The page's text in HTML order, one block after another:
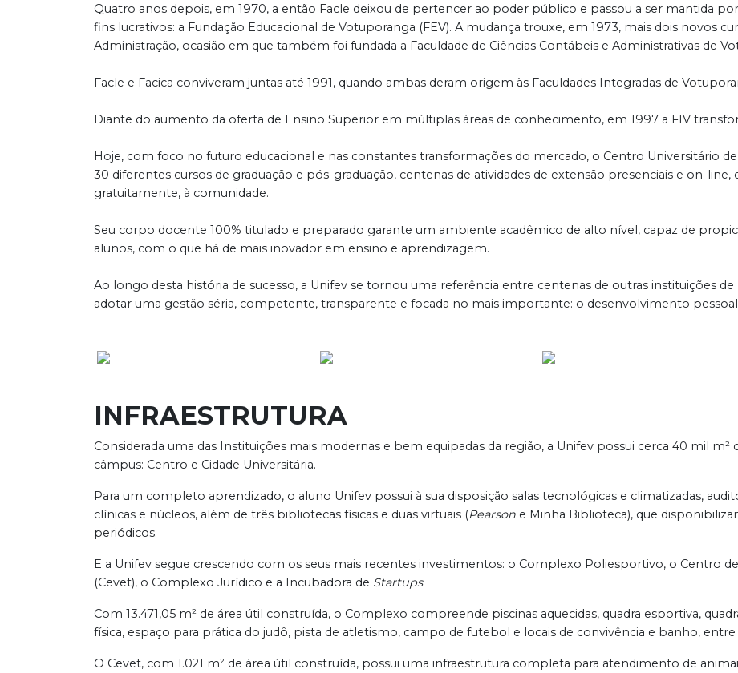
Quatro anos depois, em 1970, a então Facle deixou de pertencer ao poder público e passou a ser mantida
fins lucrativos: a Fundação Educacional de Votuporanga (FEV). A mudança trouxe, em 1973, mais dois novos
Administração, ocasião em que também foi fundada a Faculdade de Ciências Contábeis e Administrativas de
Facle e Facica conviveram juntas até 1991, quando ambas deram origem às Faculdades Integradas de
Diante do aumento da oferta de Ensino Superior em múltiplas áreas de conhecimento, em 1997 a FIV
Hoje, com foco no futuro educacional e nas constantes transformações do mercado, o Centro Universitário
30 diferentes cursos de graduação e pós-graduação, centenas de atividades de extensão presenciais e on-
gratuitamente, à comunidade.
Seu corpo docente 100% titulado e preparado garante um ambiente acadêmico de alto nível, capaz de
alunos, com o que há de mais inovador em ensino e aprendizagem.
Ao longo desta história de sucesso, a Unifev se tornou uma referência entre centenas de outras instituições
adotar uma gestão séria, competente, transparente e focada no mais importante: o desenvolvimento
INFRAESTRUTURA
Considerada uma das Instituições mais modernas e bem equipadas da região, a Unifev possui cerca 40 mil m²
câmpus: Centro e Cidade Universitária.
Para um completo aprendizado, o aluno Unifev possui à sua disposição salas tecnológicas e climatizadas,
clínicas e núcleos, além de três bibliotecas físicas e duas virtuais (Pearson e Minha Biblioteca), que
periódicos.
E a Unifev segue crescendo com os seus mais recentes investimentos: o Complexo Poliesportivo, o Centro
(Cevet), o Complexo Jurídico e a Incubadora de Startups.
Com 13.471,05 m² de área útil construída, o Complexo compreende piscinas aquecidas, quadra esportiva,
física, espaço para prática do judô, pista de atletismo, campo de futebol e locais de convivência e banho,
O Cevet, com 1.021 m² de área útil construída, possui uma infraestrutura completa para atendimento de